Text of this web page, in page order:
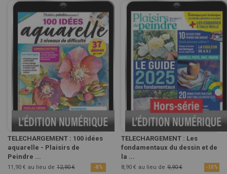
TELECHARGEMENT : 100 idées
aquarelle - Plaisirs de
Peindre ...
11,90 € au lieu de 12,90 € -8%
TELECHARGEMENT : Les
fondamentaux du dessin et de
la ...
8,90 € au lieu de 9,90 € -10%